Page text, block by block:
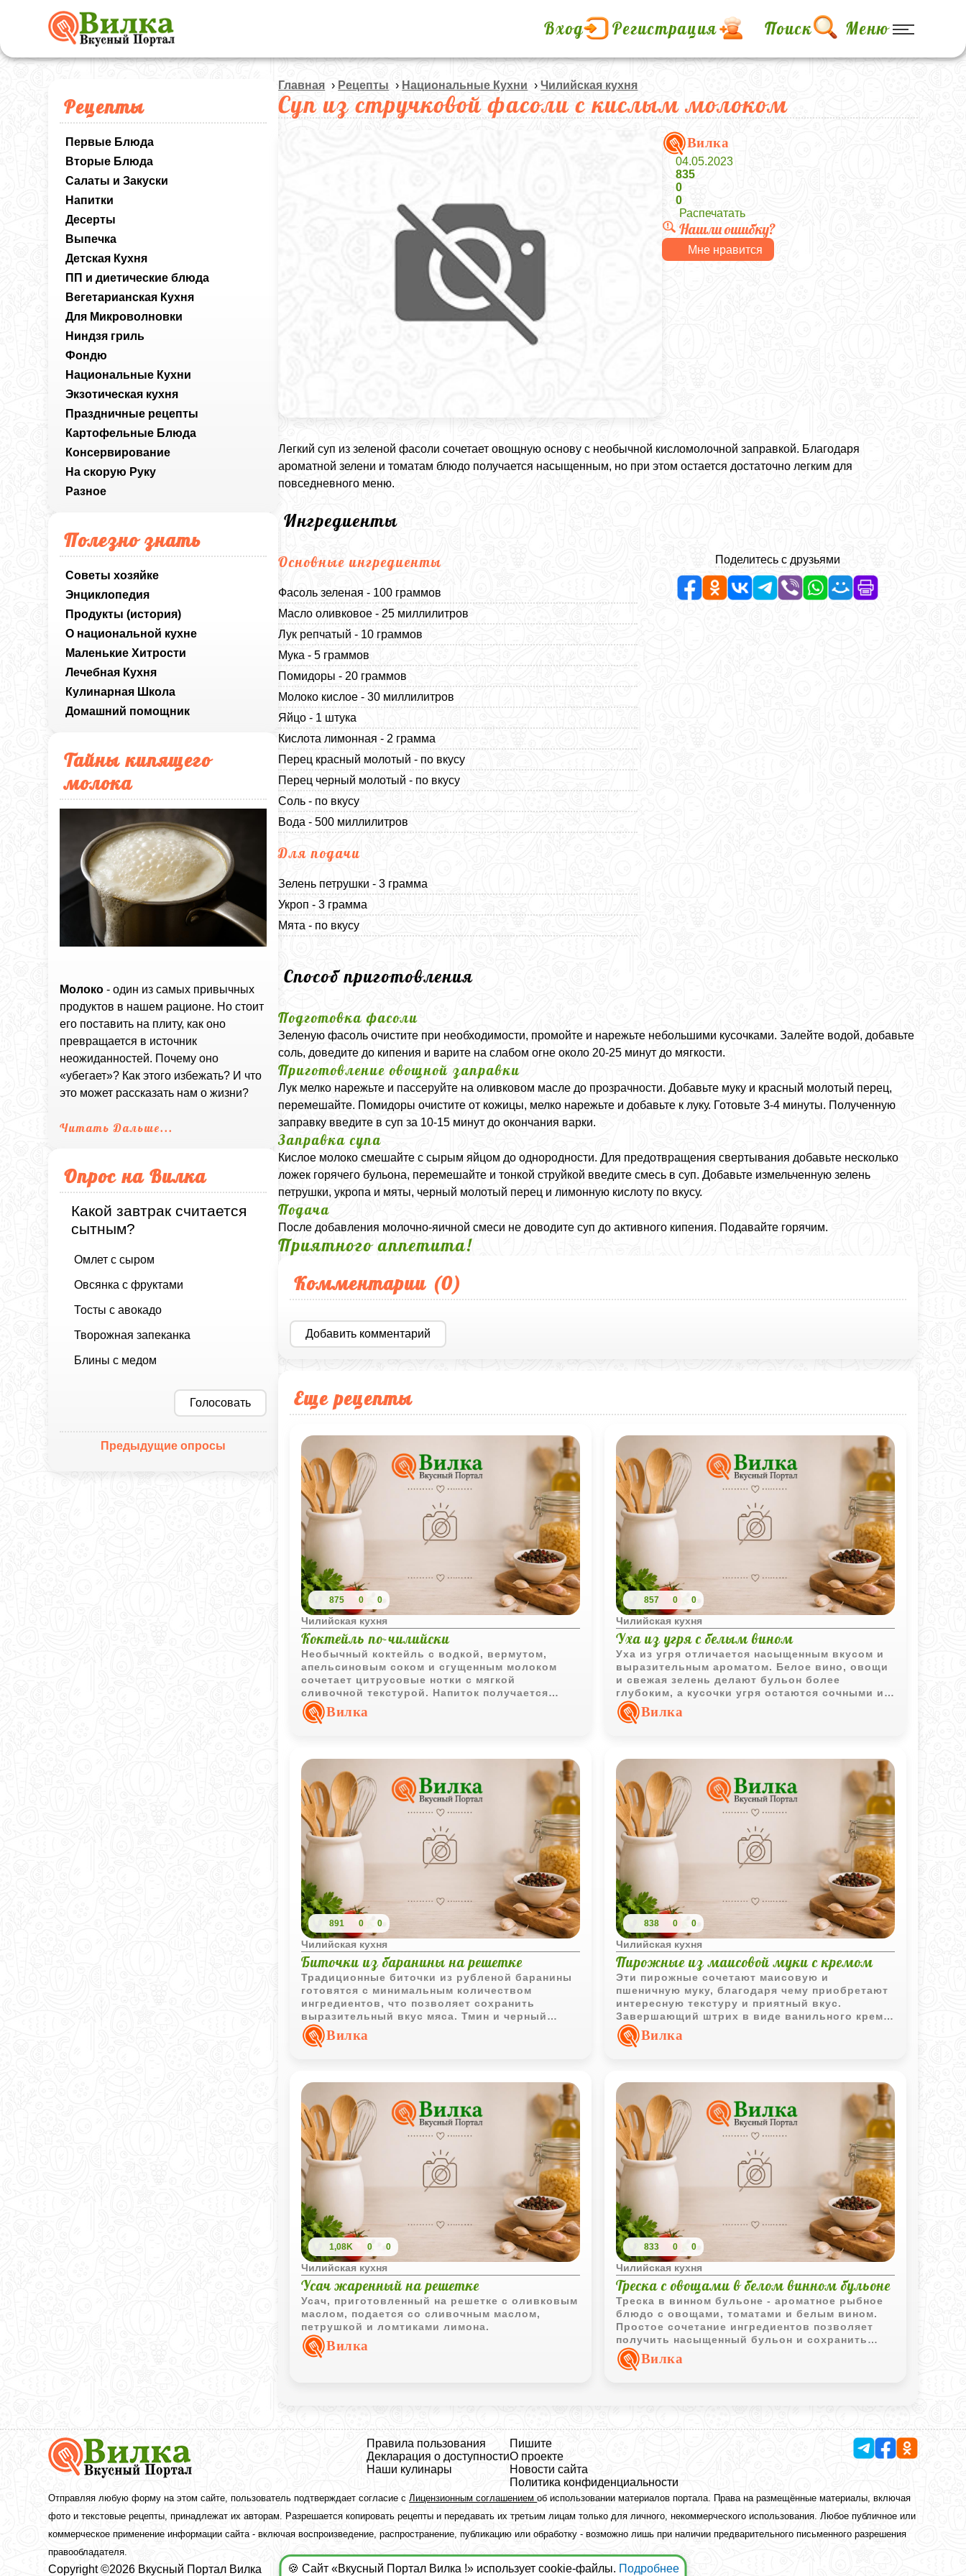
Вход Регистрация Поиск Меню
Рецепты
Первые Блюда
Вторые Блюда
Салаты и Закуски
Напитки
Десерты
Выпечка
Детская Кухня
ПП и диетические блюда
Вегетарианская Кухня
Для Микроволновки
Ниндзя гриль
Фондю
Национальные Кухни
Экзотическая кухня
Праздничные рецепты
Картофельные Блюда
Консервирование
На скорую Руку
Разное
Полезно знать
Советы хозяйке
Энциклопедия
Продукты (история)
О национальной кухне
Маленькие Хитрости
Лечебная Кухня
Кулинарная Школа
Домашний помощник
Тайны кипящего
молока
Молоко - один из самых привычных
продуктов в нашем рационе. Но стоит
его поставить на плиту, как оно
превращается в источник
неожиданностей. Почему оно
«убегает»? Как этого избежать? И что
это может рассказать нам о жизни?
Читать Дальше...
Опрос на Вилка
Какой завтрак считается
сытным?
Омлет с сыром
Овсянка с фруктами
Тосты с авокадо
Творожная запеканка
Блины с медом
Голосовать
Предыдущие опросы
Главная › Рецепты › Национальные Кухни ›Чилийская кухня
Суп из стручковой фасоли с кислым молоком
Вилка
04.05.2023
835
0
0
Распечатать
Нашли ошибку?
Мне нравится
Легкий суп из зеленой фасоли сочетает овощную основу с необычной кисломолочной заправкой. Благодаря
ароматной зелени и томатам блюдо получается насыщенным, но при этом остается достаточно легким для
повседневного меню.
Ингредиенты
Основные ингредиенты
Фасоль зеленая - 100 граммов
Масло оливковое - 25 миллилитров
Лук репчатый - 10 граммов
Мука - 5 граммов
Помидоры - 20 граммов
Молоко кислое - 30 миллилитров
Яйцо - 1 штука
Кислота лимонная - 2 грамма
Перец красный молотый - по вкусу
Перец черный молотый - по вкусу
Соль - по вкусу
Вода - 500 миллилитров
Для подачи
Зелень петрушки - 3 грамма
Укроп - 3 грамма
Мята - по вкусу
Поделитесь с друзьями
Способ приготовления
Подготовка фасоли
Зеленую фасоль очистите при необходимости, промойте и нарежьте небольшими кусочками. Залейте водой, добавьте
соль, доведите до кипения и варите на слабом огне около 20-25 минут до мягкости.
Приготовление овощной заправки
Лук мелко нарежьте и пассеруйте на оливковом масле до прозрачности. Добавьте муку и красный молотый перец,
перемешайте. Помидоры очистите от кожицы, мелко нарежьте и добавьте к луку. Готовьте 3-4 минуты. Полученную
заправку введите в суп за 10-15 минут до окончания варки.
Заправка супа
Кислое молоко смешайте с сырым яйцом до однородности. Для предотвращения свертывания добавьте несколько
ложек горячего бульона, перемешайте и тонкой струйкой введите смесь в суп. Добавьте измельченную зелень
петрушки, укропа и мяты, черный молотый перец и лимонную кислоту по вкусу.
Подача
После добавления молочно-яичной смеси не доводите суп до активного кипения. Подавайте горячим.
Приятного аппетита!
Комментарии (0)
Добавить комментарий
Еще рецепты
875 0 0
Чилийская кухня
Коктейль по-чилийски
Необычный коктейль с водкой, вермутом,
апельсиновым соком и сгущенным молоком
сочетает цитрусовые нотки с мягкой
сливочной текстурой. Напиток получается
насыщенным и эффектно смотрится в
охлажденных бокалах.
Вилка
857 0 0
Чилийская кухня
Уха из угря с белым вином
Уха из угря отличается насыщенным вкусом и
выразительным ароматом. Белое вино, овощи
и свежая зелень делают бульон более
глубоким, а кусочки угря остаются сочными и
аппетитными.
Вилка
891 0 0
Чилийская кухня
Биточки из баранины на решетке
Традиционные биточки из рубленой баранины
готовятся с минимальным количеством
ингредиентов, что позволяет сохранить
выразительный вкус мяса. Тмин и черный
перец подчеркивают аромат блюда, а
приготовление на решетке создает аппетитную
Вилка
838 0 0
Чилийская кухня
Пирожные из маисовой муки с кремом
Эти пирожные сочетают маисовую и
пшеничную муку, благодаря чему приобретают
интересную текстуру и приятный вкус.
Завершающий штрих в виде ванильного крема
и фруктов делает выпечку особенно
привлекательной для подачи к чаю.
Вилка
1,08K 0 0
Чилийская кухня
Усач жаренный на решетке
Усач, приготовленный на решетке с оливковым
маслом, подается со сливочным маслом,
петрушкой и ломтиками лимона.
Вилка
833 0 0
Чилийская кухня
Треска с овощами в белом винном бульоне
Треска в винном бульоне - ароматное рыбное
блюдо с овощами, томатами и белым вином.
Простое сочетание ингредиентов позволяет
получить насыщенный бульон и сохранить
сочность крупных кусочков рыбы.
Вилка
Вкусный
Портал
Вилка
рецепты
фото
Правила пользования
Декларация о доступности
Наши кулинары
Пишите
О проекте
Новости сайта
Политика конфиденциальности
Отправляя любую форму на этом сайте, пользователь подтверждает согласие сЛицензионным соглашениемоб использовании материалов портала. Права на размещённые материалы, включая
фото и текстовые рецепты, принадлежат их авторам. Разрешается копировать рецепты и передавать их третьим лицам только для личного, некоммерческого использования. Любое публичное или
коммерческое применение информации сайта - включая воспроизведение, распространение, публикацию или обработку - возможно лишь при наличии предварительного письменного разрешения
правообладателя.
Copyright ©2026 Вкусный Портал Вилка 🍪 Сайт «Вкусный Портал Вилка !» использует cookie-файлы. Подробнее